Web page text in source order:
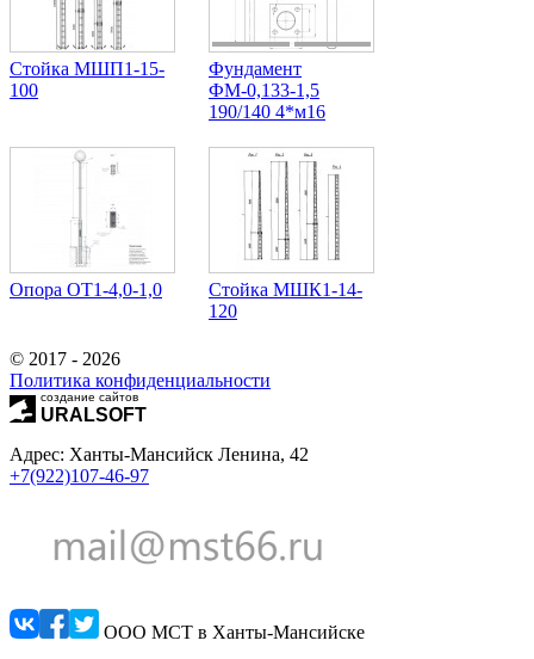
Стойка МШП1-15-
100
Фундамент
ФМ-0,133-1,5
190/140 4*м16
Опора ОТ1-4,0-1,0
Стойка МШК1-14-
120
© 2017 - 2026
Политика конфиденциальности
создание сайтов
URALSOFT
Адрес: Ханты-Мансийск Ленина, 42
+7(922)107-46-97
ООО МСТ в Ханты-Мансийске